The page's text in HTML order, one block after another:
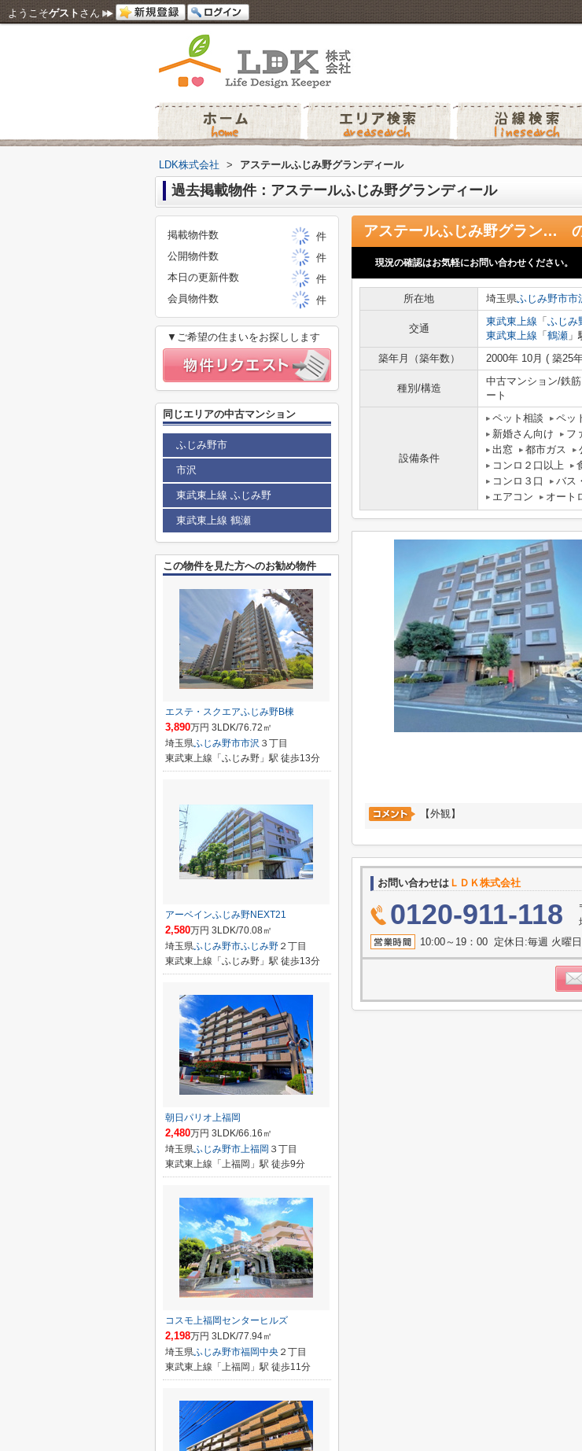
ようこそゲスト さん
LDK株式会社 > アステールふじみ野グランディール
過去掲載物件：アステールふじみ野グランディール
アステールふじみ野グランディール
現況の確認はお気軽にお問い合わせください。
所在地 埼玉県ふじみ野市市
交通
東武東上線 「 ふじみ
東武東上線 「 鶴瀬
築年月（築年数）
2000年 10月 ( 築25
種別/構造
中古マンション/鉄
ート
設備条件
ペット相談 ペッ
新婚さん向け
フ
出窓
都市ガス
コンロ２口以上
コンロ３口
バス
エアコン
オート
【外観】
お問い合わせは ＬＤＫ株式会社
0120-911-118
10:00～19：00 定休日:毎週 火曜
掲載物件数
件
公開物件数
件
本日の更新件数
件
会員物件数
件
▼ご希望の住まいをお探しします
同じエリアの中古マンション
ふじみ野市
市沢
東武東上線 ふじみ野
東武東上線 鶴瀬
この物件を見た方へのお勧め物件
エステ・スクエアふじみ野B棟
3,890万円 3LDK/76.72㎡
埼玉県ふじみ野市市沢 ３丁目
東武東上線「ふじみ野」駅 徒歩13分
アーベインふじみ野NEXT21
2,580万円 3LDK/70.08㎡
埼玉県ふじみ野市ふじみ野 ２丁目
東武東上線「ふじみ野」駅 徒歩13分
朝日パリオ上福岡
2,480万円 3LDK/66.16㎡
埼玉県ふじみ野市上福岡 ３丁目
東武東上線「上福岡」駅 徒歩9分
コスモ上福岡センターヒルズ
2,198万円 3LDK/77.94㎡
埼玉県ふじみ野市福岡中央 ２丁目
東武東上線「上福岡」駅 徒歩11分